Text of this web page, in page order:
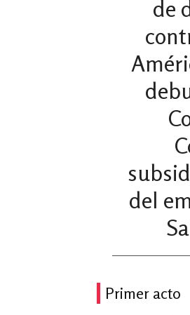
de
del
Primer acto